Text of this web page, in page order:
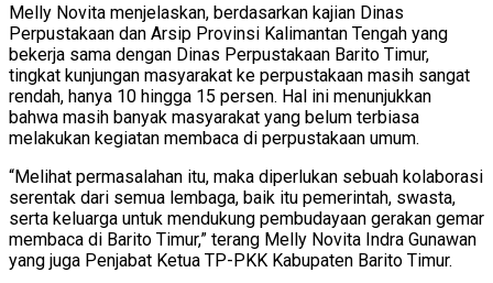
Melly Novita menjelaskan, berdasarkan kajian Dinas
Perpustakaan dan Arsip Provinsi Kalimantan Tengah yang
bekerja sama dengan Dinas Perpustakaan Barito Timur,
tingkat kunjungan masyarakat ke perpustakaan masih sangat
rendah, hanya 10 hingga 15 persen. Hal ini menunjukkan
bahwa masih banyak masyarakat yang belum terbiasa
melakukan kegiatan membaca di perpustakaan umum.
“Melihat permasalahan itu, maka diperlukan sebuah kolaborasi
serentak dari semua lembaga, baik itu pemerintah, swasta,
serta keluarga untuk mendukung pembudayaan gerakan gemar
membaca di Barito Timur,” terang Melly Novita Indra Gunawan
yang juga Penjabat Ketua TP-PKK Kabupaten Barito Timur.